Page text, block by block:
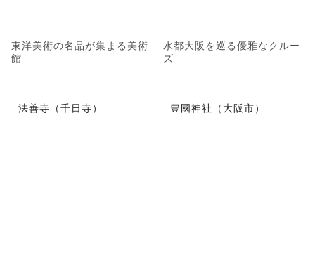
東洋美術の名品が集まる美術
館
水都大阪を巡る優雅なクルー
ズ
法善寺（千日寺） 豊國神社（大阪市）